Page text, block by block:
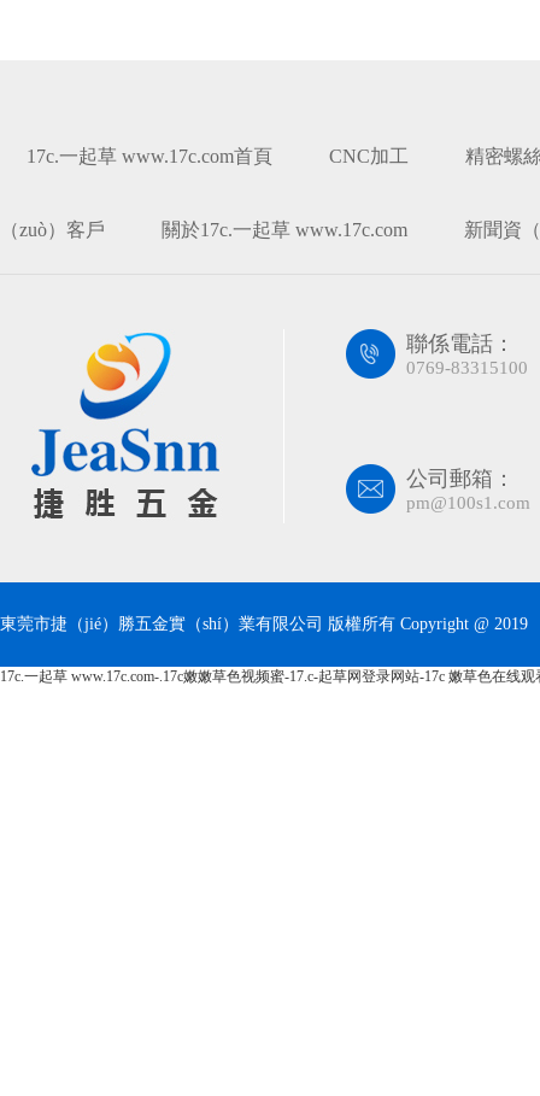
17c.一起草 www.17c.com首頁 CNC加工 精密螺
（zuò）客戶 關於17c.一起草 www.17c.com 新聞資
聯係電話：
0769-83315100
公司郵箱：
pm@100s1.com
東莞市捷（jié）勝五金實（shí）業有限公司 版權所有 Copyright @ 2019
17c.一起草 www.17c.com-.17c嫩嫩草色视频蜜-17.c-起草网登录网站-17c 嫩草色在线观